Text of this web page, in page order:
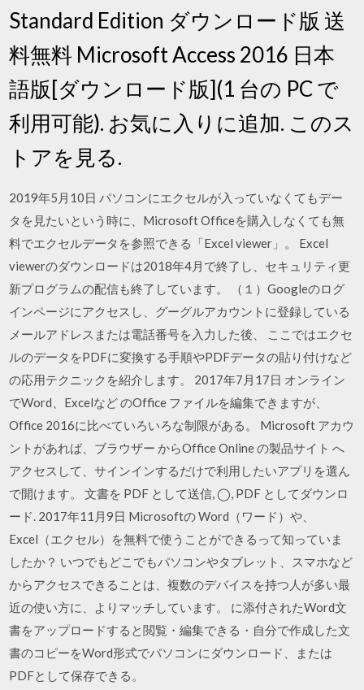
Standard Edition ダウンロード版 送
料無料 Microsoft Access 2016 日本
語版[ダウンロード版](1 台の PC で
利用可能). お気に入りに追加. このス
トアを見る.
2019年5月10日 パソコンにエクセルが入っていなくてもデー
タを見たいという時に、Microsoft Officeを購入しなくても無
料でエクセルデータを参照できる「Excel viewer」。 Excel
viewerのダウンロードは2018年4月で終了し、セキュリティ更
新プログラムの配信も終了しています。 （１）Googleのログ
インページにアクセスし、グーグルアカウントに登録している
メールアドレスまたは電話番号を入力した後、 ここではエクセ
ルのデータをPDFに変換する手順やPDFデータの貼り付けなど
の応用テクニックを紹介します。 2017年7月17日 オンライン
でWord、Excelなど のOffice ファイルを編集できますが、
Office 2016に比べていろいろな制限がある。 Microsoft アカウ
ントがあれば、ブラウザー からOffice Online の製品サイト へ
アクセスして、サインインするだけで利用したいアプリを選ん
で開けます。 文書を PDF として送信, ◯, PDF としてダウンロ
ード. 2017年11月9日 Microsoftの Word（ワード）や、
Excel（エクセル）を無料で使うことができるって知っていま
したか？ いつでもどこでもパソコンやタブレット、スマホなど
からアクセスできることは、複数のデバイスを持つ人が多い最
近の使い方に、よりマッチしています。 に添付されたWord文
書をアップロードすると閲覧・編集できる・自分で作成した文
書のコピーをWord形式でパソコンにダウンロード、または
PDFとして保存できる。